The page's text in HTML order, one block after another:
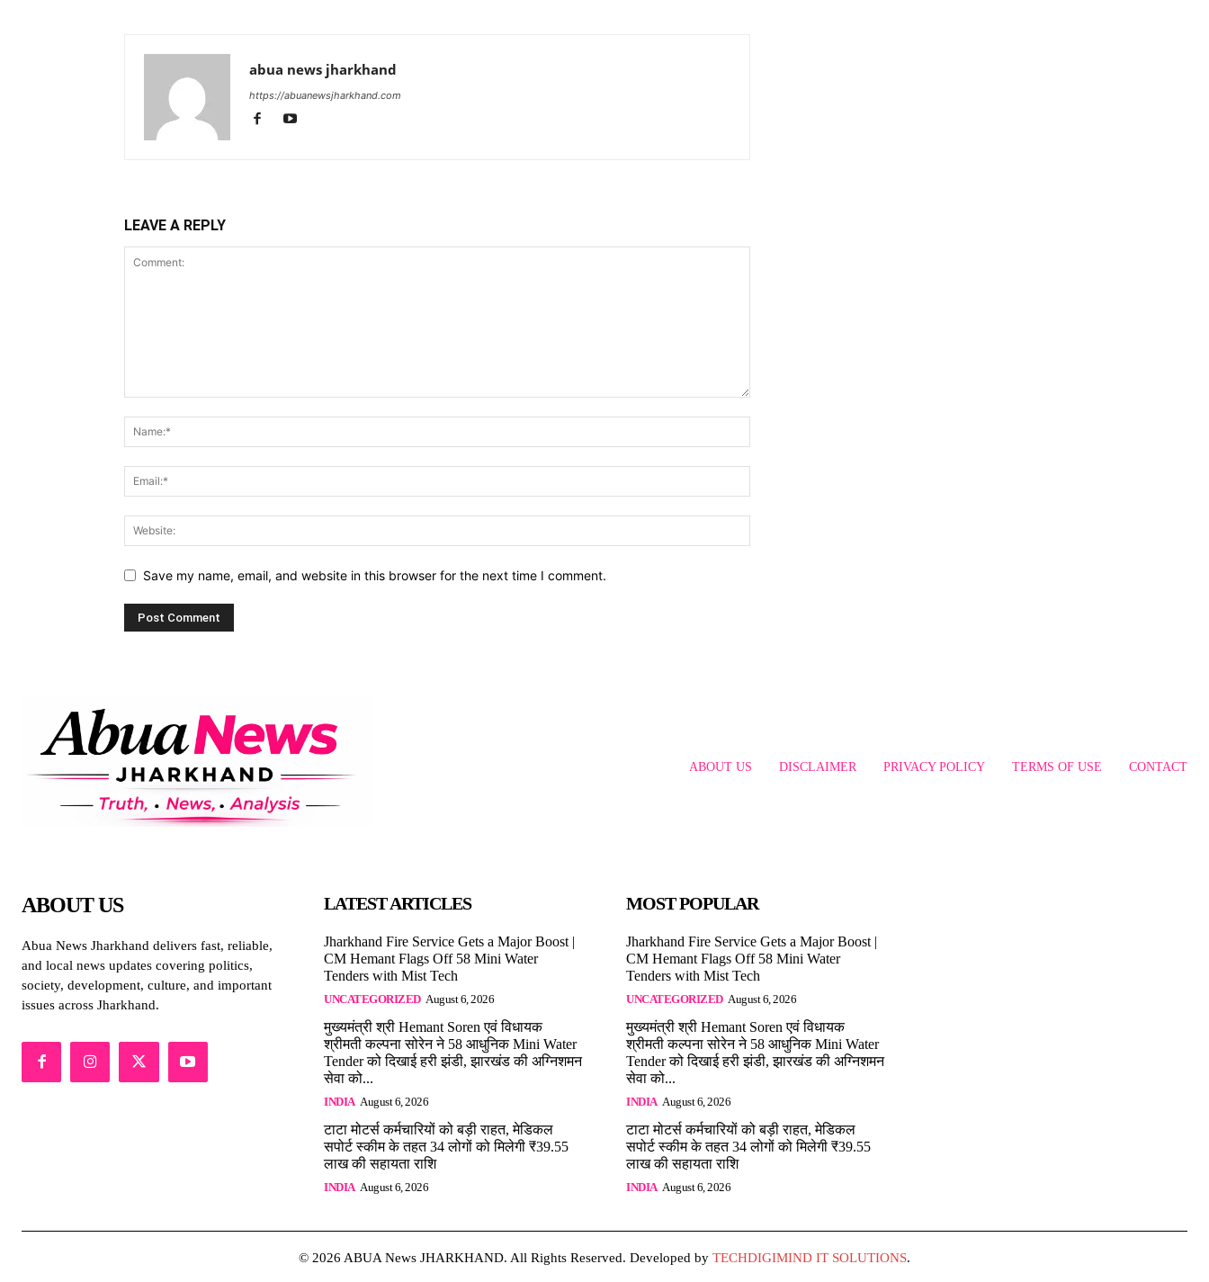
abua news jharkhand
https://abuanewsjharkhand.com
LEAVE A REPLY
Save my name, email, and website in this browser for the next time I comment.
ABOUT US DISCLAIMER PRIVACY POLICY TERMS OF USE CONTACT
ABOUT US
Abua News Jharkhand delivers fast, reliable,
and local news updates covering politics,
society, development, culture, and important
issues across Jharkhand.
LATEST ARTICLES
Jharkhand Fire Service Gets a Major Boost |
CM Hemant Flags Off 58 Mini Water
Tenders with Mist Tech
UNCATEGORIZED August 6, 2026
मुख्यमंत्री श्री Hemant Soren एवं विधायक
श्रीमती कल्पना सोरेन ने 58 आधुनिक Mini Water
Tender को दिखाई हरी झंडी, झारखंड की अग्निशमन
सेवा को...
INDIA August 6, 2026
टाटा मोटर्स कर्मचारियों को बड़ी राहत, मेडिकल
सपोर्ट स्कीम के तहत 34 लोगों को मिलेगी ₹39.55
लाख की सहायता राशि
INDIA August 6, 2026
MOST POPULAR
Jharkhand Fire Service Gets a Major Boost |
CM Hemant Flags Off 58 Mini Water
Tenders with Mist Tech
UNCATEGORIZED August 6, 2026
मुख्यमंत्री श्री Hemant Soren एवं विधायक
श्रीमती कल्पना सोरेन ने 58 आधुनिक Mini Water
Tender को दिखाई हरी झंडी, झारखंड की अग्निशमन
सेवा को...
INDIA August 6, 2026
टाटा मोटर्स कर्मचारियों को बड़ी राहत, मेडिकल
सपोर्ट स्कीम के तहत 34 लोगों को मिलेगी ₹39.55
लाख की सहायता राशि
INDIA August 6, 2026
© 2026 ABUA News JHARKHAND. All Rights Reserved. Developed by TECHDIGIMIND IT SOLUTIONS.